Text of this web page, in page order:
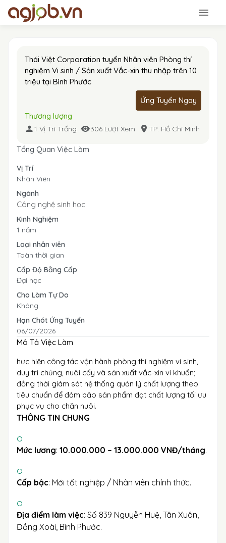
Thái Việt Corporation tuyển Nhân viên Phòng thí
nghiệm Vi sinh / Sản xuất Vắc-xin thu nhập trên 10
triệu tại Bình Phước
Ứng Tuyển Ngay
Thương lượng
1 Vị Trí Trống 306 Lượt Xem TP. Hồ Chí Minh
Tổng Quan Việc Làm
Vị Trí
Nhân Viên
Ngành
Công nghệ sinh học
Kinh Nghiệm
1 năm
Loại nhân viên
Toàn thời gian
Cấp Độ Bằng Cấp
Đại học
Cho Làm Tự Do
Không
Hạn Chót Ứng Tuyển
06/07/2026
Mô Tả Việc Làm
hực hiện công tác vận hành phòng thí nghiệm vi sinh,
duy trì chủng, nuôi cấy và sản xuất vắc-xin vi khuẩn;
đồng thời giám sát hệ thống quản lý chất lượng theo
tiêu chuẩn để đảm bảo sản phẩm đạt chất lượng tối ưu
phục vụ cho chăn nuôi.
THÔNG TIN CHUNG
Mức lương: 10.000.000 – 13.000.000 VNĐ/tháng.
Cấp bậc: Mới tốt nghiệp / Nhân viên chính thức.
Địa điểm làm việc: Số 839 Nguyễn Huệ, Tân Xuân,
Đồng Xoài, Bình Phước.